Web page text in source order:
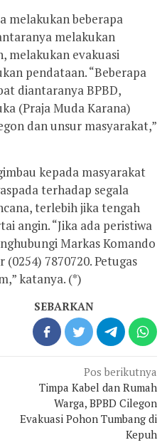
melakukan beberapa
melakukan
melakukan evakuasi
pendataan. “Beberapa
diantaranya BPBD,
(Praja Muda Karana)
dan unsur masyarakat,”
kepada masyarakat
terhadap segala
terlebih jika tengah
angin. “Jika ada peristiwa
Markas Komando
7870720. Petugas
katanya. (*)
SEBARKAN
Pos berikutnya
Timpa Kabel dan Rumah
Warga, BPBD Cilegon
Evakuasi Pohon Tumbang di
Kepuh